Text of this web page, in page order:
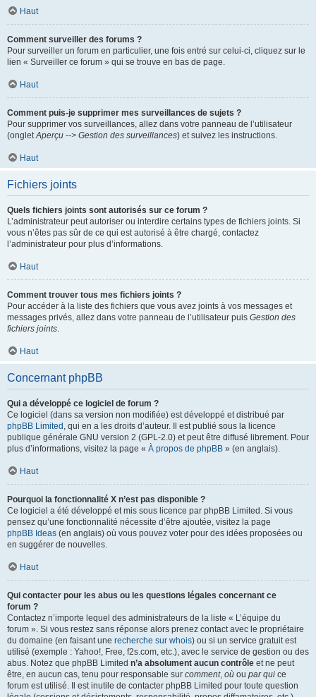
Haut
Comment surveiller des forums ?
Pour surveiller un forum en particulier, une fois entré sur celui-ci, cliquez sur le
lien « Surveiller ce forum » qui se trouve en bas de page.
Haut
Comment puis-je supprimer mes surveillances de sujets ?
Pour supprimer vos surveillances, allez dans votre panneau de l’utilisateur
(ongletAperçu --> Gestion des surveillances) et suivez les instructions.
Haut
Fichiers joints
Quels fichiers joints sont autorisés sur ce forum ?
L’administrateur peut autoriser ou interdire certains types de fichiers joints. Si
vous n’êtes pas sûr de ce qui est autorisé à être chargé, contactez
l’administrateur pour plus d’informations.
Haut
Comment trouver tous mes fichiers joints ?
Pour accéder à la liste des fichiers que vous avez joints à vos messages et
messages privés, allez dans votre panneau de l’utilisateur puis Gestion des
fichiers joints.
Haut
Concernant phpBB
Qui a développé ce logiciel de forum ?
Ce logiciel (dans sa version non modifiée) est développé et distribué par
phpBB Limited , qui en a les droits d’auteur. Il est publié sous la licence
publique générale GNU version 2 (GPL-2.0) et peut être diffusé librement. Pour
plus d’informations, visitez la page « À propos de phpBB » (en anglais).
Haut
Pourquoi la fonctionnalité X n’est pas disponible ?
Ce logiciel a été développé et mis sous licence par phpBB Limited. Si vous
pensez qu’une fonctionnalité nécessite d’être ajoutée, visitez la page
phpBB Ideas (en anglais) où vous pouvez voter pour des idées proposées ou
en suggérer de nouvelles.
Haut
Qui contacter pour les abus ou les questions légales concernant ce
forum ?
Contactez n’importe lequel des administrateurs de la liste « L’équipe du
forum ». Si vous restez sans réponse alors prenez contact avec le propriétaire
du domaine (en faisant une recherche sur whois) ou si un service gratuit est
utilisé (exemple : Yahoo!, Free, f2s.com, etc.), avec le service de gestion ou des
abus. Notez que phpBB Limited n’a absolument aucun contrôle et ne peut
être, en aucun cas, tenu pour responsable sur comment, où ou par qui ce
forum est utilisé. Il est inutile de contacter phpBB Limited pour toute question